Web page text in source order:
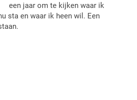
een jaar om te kijken waar ik
sta en waar ik heen wil. Een